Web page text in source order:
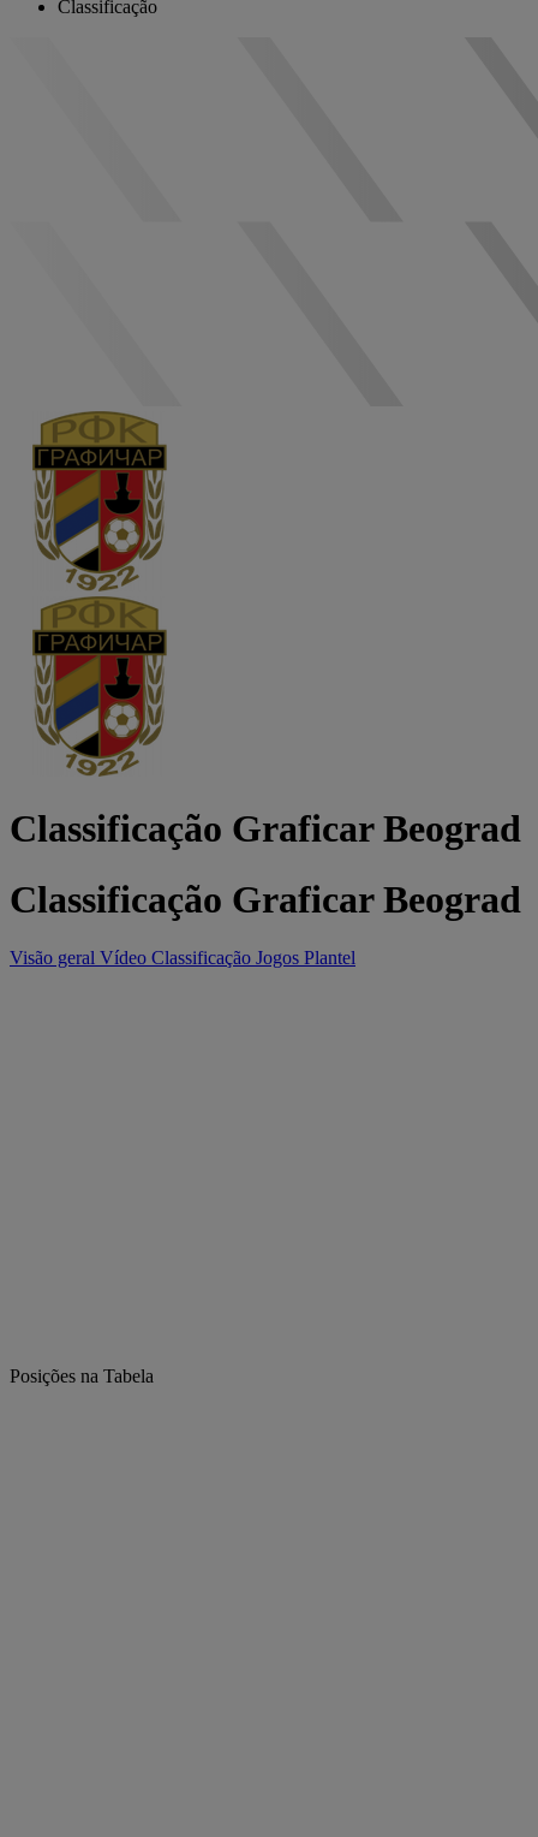
Classificação
Classificação Graficar Beograd
Classificação Graficar Beograd
Visão geral Vídeo Classificação Jogos Plantel
Posições na Tabela